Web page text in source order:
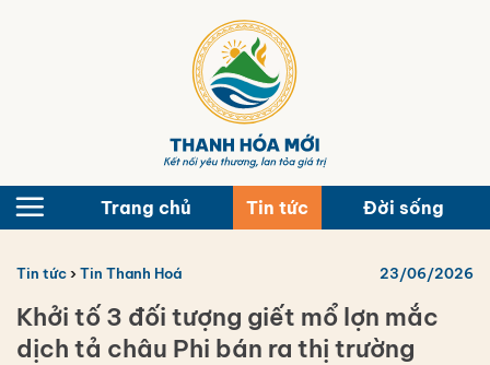
Trang chủ Tin tức Đời sống
Tin tức› Tin Thanh Hoá 23/06/2026
Khởi tố 3 đối tượng giết mổ lợn mắc
dịch tả châu Phi bán ra thị trường